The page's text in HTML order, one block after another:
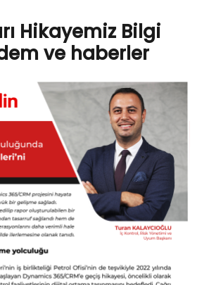
Hikayemiz Bilgi
ve haberler